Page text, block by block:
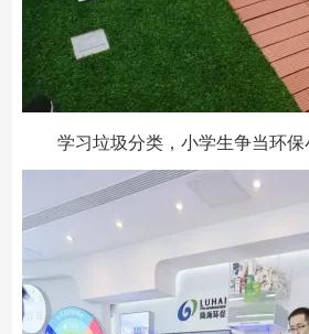
学习垃圾分类，小学生争当环保